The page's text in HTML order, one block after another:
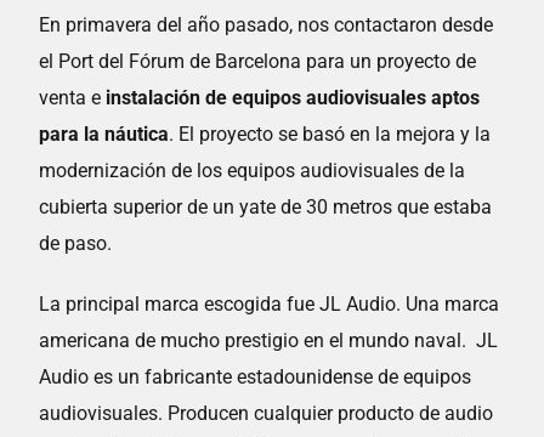
En primavera del año pasado, nos contactaron desde
el Port del Fórum de Barcelona para un proyecto de
venta e instalación de equipos audiovisuales aptos
para la náutica. El proyecto se basó en la mejora y la
modernización de los equipos audiovisuales de la
cubierta superior de un yate de 30 metros que estaba
de paso.
La principal marca escogida fue JL Audio. Una marca
americana de mucho prestigio en el mundo naval. JL
Audio es un fabricante estadounidense de equipos
audiovisuales. Producen cualquier producto de audio